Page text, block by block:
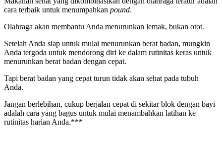
cara terbaik untuk menumpahkan pound.
Olahraga akan membantu Anda menurunkan lemak, bukan otot.
Setelah Anda siap untuk mulai menurunkan berat badan, mungkin
Anda tergoda untuk mendorong diri ke dalam rutinitas keras untuk
menurunkan berat badan dengan cepat.
Tapi berat badan yang cepat turun tidak akan sehat pada tubuh
Anda.
Jangan berlebihan, cukup berjalan cepat di sekitar blok dengan bayi
adalah cara yang bagus untuk mulai menambahkan latihan ke
rutinitas harian Anda.***